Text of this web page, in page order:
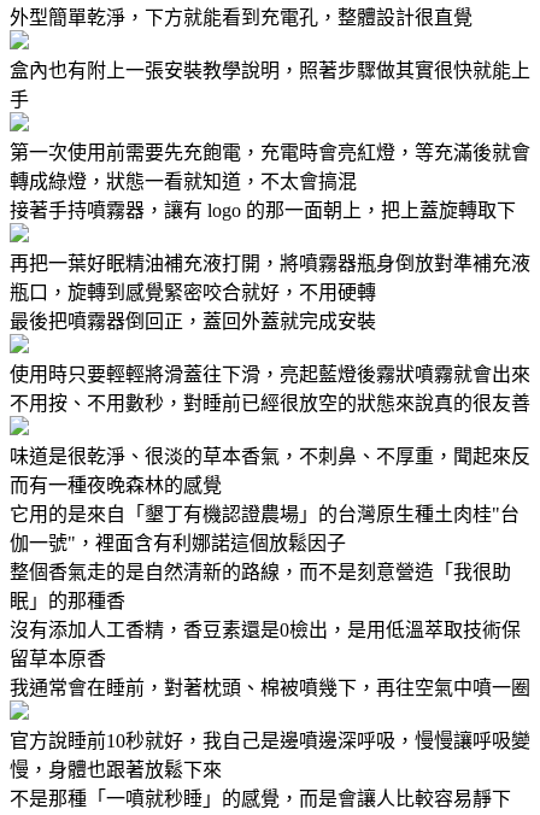
外型簡單乾淨，下方就能看到充電孔，整體設計很直覺
盒內也有附上一張安裝教學說明，照著步驟做其實很快就能上
手
第一次使用前需要先充飽電，充電時會亮紅燈，等充滿後就會
轉成綠燈，狀態一看就知道，不太會搞混
接著手持噴霧器，讓有 logo 的那一面朝上，把上蓋旋轉取下
再把一葉好眠精油補充液打開，將噴霧器瓶身倒放對準補充液
瓶口，旋轉到感覺緊密咬合就好，不用硬轉
最後把噴霧器倒回正，蓋回外蓋就完成安裝
使用時只要輕輕將滑蓋往下滑，亮起藍燈後霧狀噴霧就會出來
不用按、不用數秒，對睡前已經很放空的狀態來說真的很友善
味道是很乾淨、很淡的草本香氣，不刺鼻、不厚重，聞起來反
而有一種夜晚森林的感覺
它用的是來自「墾丁有機認證農場」的台灣原生種土肉桂"台
伽一號"，裡面含有利娜諾這個放鬆因子
整個香氣走的是自然清新的路線，而不是刻意營造「我很助
眠」的那種香
沒有添加人工香精，香豆素還是0檢出，是用低溫萃取技術保
留草本原香
我通常會在睡前，對著枕頭、棉被噴幾下，再往空氣中噴一圈
官方說睡前10秒就好，我自己是邊噴邊深呼吸，慢慢讓呼吸變
慢，身體也跟著放鬆下來
不是那種「一噴就秒睡」的感覺，而是會讓人比較容易靜下